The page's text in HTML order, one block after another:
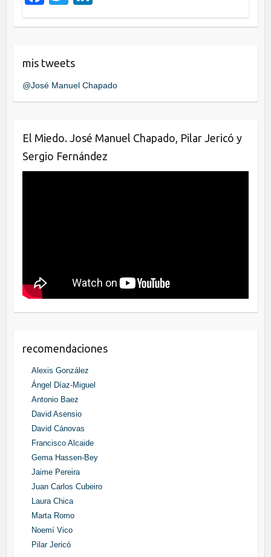
k
a
c
b
o
k
wi
tt
n
k
n
mis tweets
@José Manuel Chapado
El Miedo. José Manuel Chapado, Pilar Jericó y
Sergio Fernández
recomendaciones
Alexis González
Ángel Díaz-Miguel
Antonio Baez
David Asensio
David Cánovas
Francisco Alcaide
Gema Hassen-Bey
Jaime Pereira
Juan Carlos Cubeiro
Laura Chica
Marta Romo
Noemí Vico
Pilar Jericó